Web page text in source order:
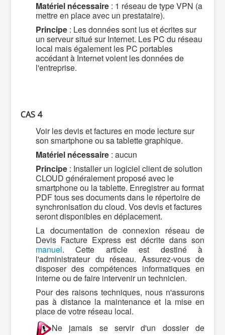
Matériel nécessaire : 1 réseau de type VPN (a
mettre en place avec un prestataire).
Principe : Les données sont lus et écrites sur
un serveur situé sur Internet. Les PC du réseau
local mais également les PC portables
accédant à Internet voient les données de
l'entreprise.
CAS 4
Voir les devis et factures en mode lecture sur
son smartphone ou sa tablette graphique.
Matériel nécessaire : aucun
Principe : Installer un logiciel client de solution
CLOUD généralement proposé avec le
smartphone ou la tablette. Enregistrer au format
PDF tous ses documents dans le répertoire de
synchronisation du cloud. Vos devis et factures
seront disponibles en déplacement.
La documentation de connexion réseau de
Devis Facture Express est décrite dans son
manuel. Cette article est destiné à
l'administrateur du réseau. Assurez-vous de
disposer des compétences informatiques en
interne ou de faire intervenir un technicien.
Pour des raisons techniques, nous n'assurons
pas à distance la maintenance et la mise en
place de votre réseau local.
Ne jamais se servir d'un dossier de